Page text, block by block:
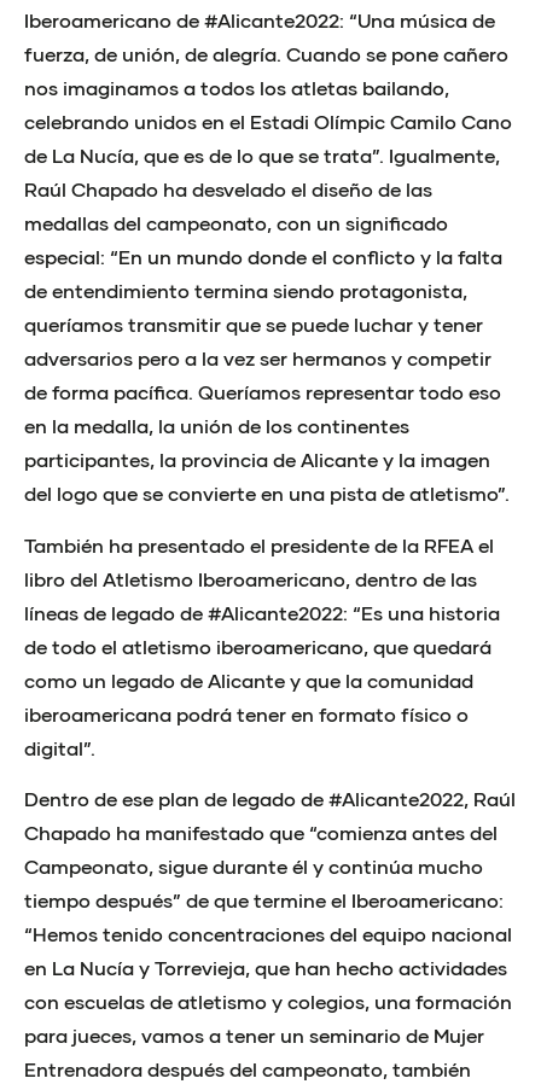
Iberoamericano de #Alicante2022: “Una música de
fuerza, de unión, de alegría. Cuando se pone cañero
nos imaginamos a todos los atletas bailando,
celebrando unidos en el Estadi Olímpic Camilo Cano
de La Nucía, que es de lo que se trata”. Igualmente,
Raúl Chapado ha desvelado el diseño de las
medallas del campeonato, con un significado
especial: “En un mundo donde el conflicto y la falta
de entendimiento termina siendo protagonista,
queríamos transmitir que se puede luchar y tener
adversarios pero a la vez ser hermanos y competir
de forma pacífica. Queríamos representar todo eso
en la medalla, la unión de los continentes
participantes, la provincia de Alicante y la imagen
del logo que se convierte en una pista de atletismo”.
También ha presentado el presidente de la RFEA el
libro del Atletismo Iberoamericano, dentro de las
líneas de legado de #Alicante2022: “Es una historia
de todo el atletismo iberoamericano, que quedará
como un legado de Alicante y que la comunidad
iberoamericana podrá tener en formato físico o
digital”.
Dentro de ese plan de legado de #Alicante2022, Raúl
Chapado ha manifestado que “comienza antes del
Campeonato, sigue durante él y continúa mucho
tiempo después” de que termine el Iberoamericano:
“Hemos tenido concentraciones del equipo nacional
en La Nucía y Torrevieja, que han hecho actividades
con escuelas de atletismo y colegios, una formación
para jueces, vamos a tener un seminario de Mujer
Entrenadora después del campeonato, también